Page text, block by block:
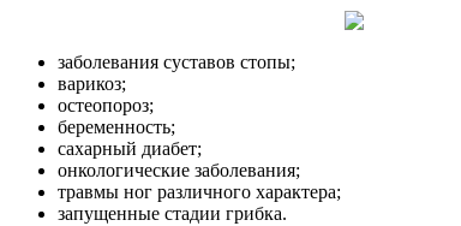
заболевания суставов стопы;
варикоз;
остеопороз;
беременность;
сахарный диабет;
онкологические заболевания;
травмы ног различного характера;
запущенные стадии грибка.